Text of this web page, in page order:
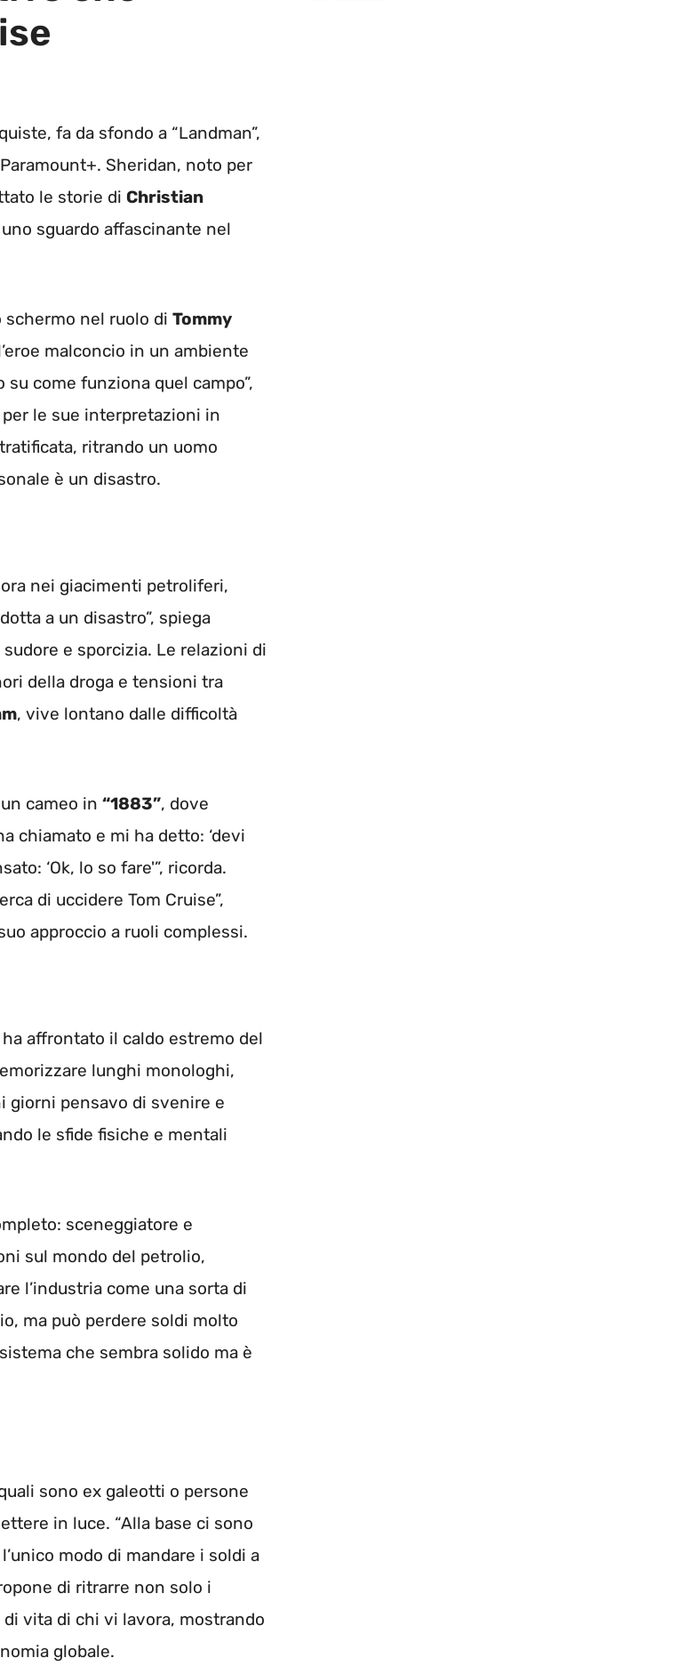
fa da sfondo a “Landman”,
Sheridan, noto per
le storie di Christian
sguardo affascinante nel
nel ruolo di Tommy
malconcio in un ambiente
come funziona quel campo”,
per le sue interpretazioni in
ritrando un uomo
è un disastro.
nei giacimenti petroliferi,
a un disastro”, spiega
e sporcizia. Le relazioni di
della droga e tensioni tra
, vive lontano dalle difficoltà
cameo in “1883”, dove
chiamato e mi ha detto: ‘devi
‘Ok, lo so fare'”, ricorda.
di uccidere Tom Cruise”,
approccio a ruoli complessi.
affrontato il caldo estremo del
lunghi monologhi,
giorni pensavo di svenire e
le sfide fisiche e mentali
sceneggiatore e
sul mondo del petrolio,
l’industria come una sorta di
ma può perdere soldi molto
che sembra solido ma è
sono ex galeotti o persone
in luce. “Alla base ci sono
modo di mandare i soldi a
di ritrarre non solo i
vita di chi vi lavora, mostrando
globale.